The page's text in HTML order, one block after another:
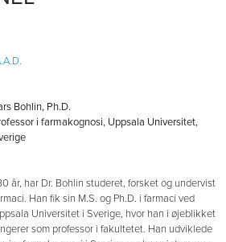
Bohlin, Ph.D.
i farmakognosi, Uppsala Universitet,
år, har Dr. Bohlin studeret, forsket og undervist
Han fik sin M.S. og Ph.D. i farmaci ved
Universitet i Sverige, hvor han i øjeblikket
som professor i fakultetet. Han udviklede